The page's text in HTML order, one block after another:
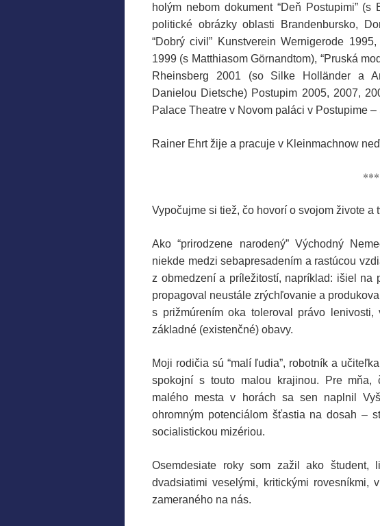
holým nebom dokument “Deň Postupimi” (s
politické obrázky oblasti Brandenbursko,
“Dobrý civil” Kunstverein Wernigerode
1999 (s Matthiasom Görnandtom), “Pruská
Rheinsberg 2001 (so Silke Holländer a
Danielou Dietsche) Postupim 2005, 2007,
Palace Theatre v Novom paláci v Postupime
Rainer Ehrt žije a pracuje v Kleinmachnow
***
Vypočujme si tiež, čo hovorí o svojom živote a
Ako “prirodzene narodený” Východný
niekde medzi sebapresadením a rastúcou
z obmedzení a príležitostí, napríklad: išiel na
propagoval neustále zrýchľovanie a
s prižmúrením oka toleroval právo
základné (existenčné) obavy.
Moji rodičia sú “malí ľudia”, robotník a
spokojní s touto malou krajinou. Pre mňa,
malého mesta v horách sa sen naplnil
ohromným potenciálom šťastia na dosah –
socialistickou mizériou.
Osemdesiate roky som zažil ako
dvadsiatimi veselými, kritickými rovesníkmi,
zameraného na nás.